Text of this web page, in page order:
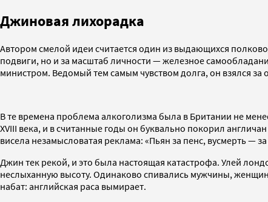
Джиновая лихорадка
Автором смелой идеи считается один из выдающихся
подвиги, но и за масштаб личности — железное
министром. Ведомый тем самым чувством долга, он взялся
В те времена проблема алкоголизма была в Британии не
XVIII века, и в считанные годы он буквально покорил
висела незамысловатая реклама: «Пьян за пенс, вусмерть —
Джин тек рекой, и это была настоящая катастрофа. Улей
неслыханную высоту. Одинаково спивались мужчины,
набат: английская раса вымирает.